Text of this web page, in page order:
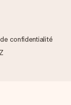
confidentialité